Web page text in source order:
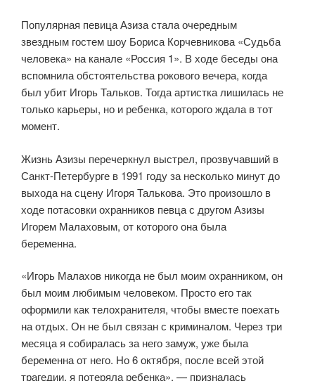
Популярная певица Азиза стала очередным
звездным гостем шоу Бориса Корчевникова «Судьба
человека» на канале «Россия 1». В ходе беседы она
вспомнила обстоятельства рокового вечера, когда
был убит Игорь Тальков. Тогда артистка лишилась не
только карьеры, но и ребенка, которого ждала в тот
момент.
Жизнь Азизы перечеркнул выстрел, прозвучавший в
Санкт-Петербурге в 1991 году за несколько минут до
выхода на сцену Игоря Талькова. Это произошло в
ходе потасовки охранников певца с другом Азизы
Игорем Малаховым, от которого она была
беременна.
«Игорь Малахов никогда не был моим охранником, он
был моим любимым человеком. Просто его так
оформили как телохранителя, чтобы вместе поехать
на отдых. Он не был связан с криминалом. Через три
месяца я собиралась за него замуж, уже была
беременна от него. Но 6 октября, после всей этой
трагедии, я потеряла ребенка», — призналась